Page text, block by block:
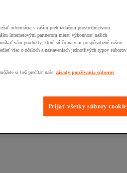
informácie s vaším prehliadačom prostredníctvom
internetovým partnerom merať výkonnosť našich
vám produkty, ktoré sú čo najviac prispôsobené vašim
viac o účeloch a nastaveniach jednotlivých typov súborov
si tiež prečítať naše zásady používania súborov
Prijať všetky súbory cookie